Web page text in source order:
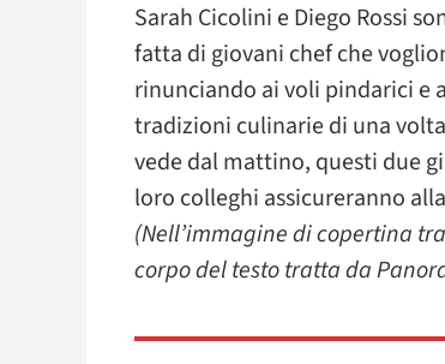
Sarah Cicolini e Diego Rossi
fatta di giovani chef che
rinunciando ai voli pindarici e
tradizioni culinarie di una
vede dal mattino, questi due
loro colleghi assicureranno
(Nell’immagine di copertina
corpo del testo tratta da